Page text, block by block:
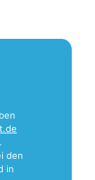
.
den
in